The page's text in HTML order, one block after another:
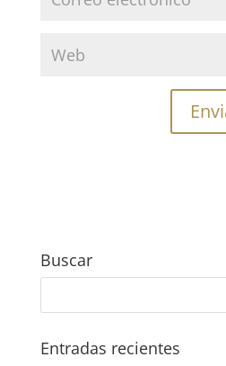
Buscar
Entradas recientes